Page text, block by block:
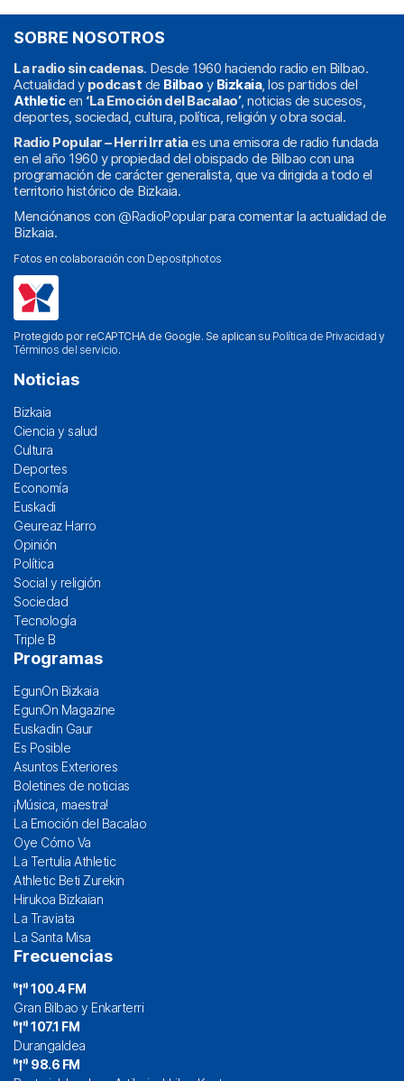
SOBRE NOSOTROS
La radio sin cadenas. Desde 1960 haciendo radio en Bilbao.
Actualidad y podcast de Bilbao y Bizkaia, los partidos del
Athleticen ‘La Emoción del Bacalao’, noticias de sucesos,
deportes, sociedad, cultura, política, religión y obra social.
Radio Popular – Herri Irratiaes una emisora de radio fundada
en el año 1960 y propiedad del obispado de Bilbao con una
programación de carácter generalista, que va dirigida a todo el
territorio histórico de Bizkaia.
Menciónanos con @RadioPopularpara comentar la actualidad de
Bizkaia.
Fotos en colaboración con Depositphotos
Protegido por reCAPTCHA de Google. Se aplican su Política de Privacidad y
Términos del servicio.
Noticias
Bizkaia
Ciencia y salud
Cultura
Deportes
Economía
Euskadi
Geureaz Harro
Opinión
Política
Social y religión
Sociedad
Tecnología
Triple B
Programas
EgunOn Bizkaia
EgunOn Magazine
Euskadin Gaur
Es Posible
Asuntos Exteriores
Boletines de noticias
¡Música, maestra!
La Emoción del Bacalao
Oye Cómo Va
La Tertulia Athletic
Athletic Beti Zurekin
Hirukoa Bizkaian
La Traviata
La Santa Misa
Frecuencias
100.4 FM
Gran Bilbao y Enkarterri
107.1 FM
Durangaldea
98.6 FM